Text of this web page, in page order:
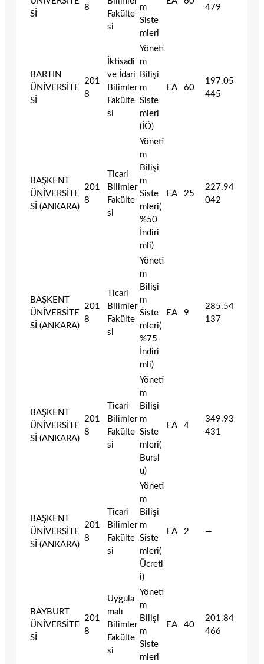
Sİ
8
Fakülte
si
m
Siste
mleri
479
BARTIN
ÜNİVERSİTE
Sİ
201
8
İktisadi
ve İdari
Bilimler
Fakülte
si
Yöneti
m
Bilişi
m
Siste
mleri
(İÖ)
EA 60
197.05
445
BAŞKENT
ÜNİVERSİTE
Sİ (ANKARA)
201
8
Ticari
Bilimler
Fakülte
si
Yöneti
m
Bilişi
m
Siste
mleri(
%50
İndiri
mli)
EA 25
227.94
042
BAŞKENT
ÜNİVERSİTE
Sİ (ANKARA)
201
8
Ticari
Bilimler
Fakülte
si
Yöneti
m
Bilişi
m
Siste
mleri(
%75
İndiri
mli)
EA 9
285.54
137
BAŞKENT
ÜNİVERSİTE
Sİ (ANKARA)
201
8
Ticari
Bilimler
Fakülte
si
Yöneti
m
Bilişi
m
Siste
mleri(
Bursl
u)
EA 4
349.93
431
BAŞKENT
ÜNİVERSİTE
Sİ (ANKARA)
201
8
Ticari
Bilimler
Fakülte
si
Yöneti
m
Bilişi
m
Siste
mleri(
Ücretl
i)
EA 2 —
BAYBURT
ÜNİVERSİTE
Sİ
201
8
Uygula
malı
Bilimler
Fakülte
si
Yöneti
m
Bilişi
m
Siste
mleri
EA 40
201.84
466